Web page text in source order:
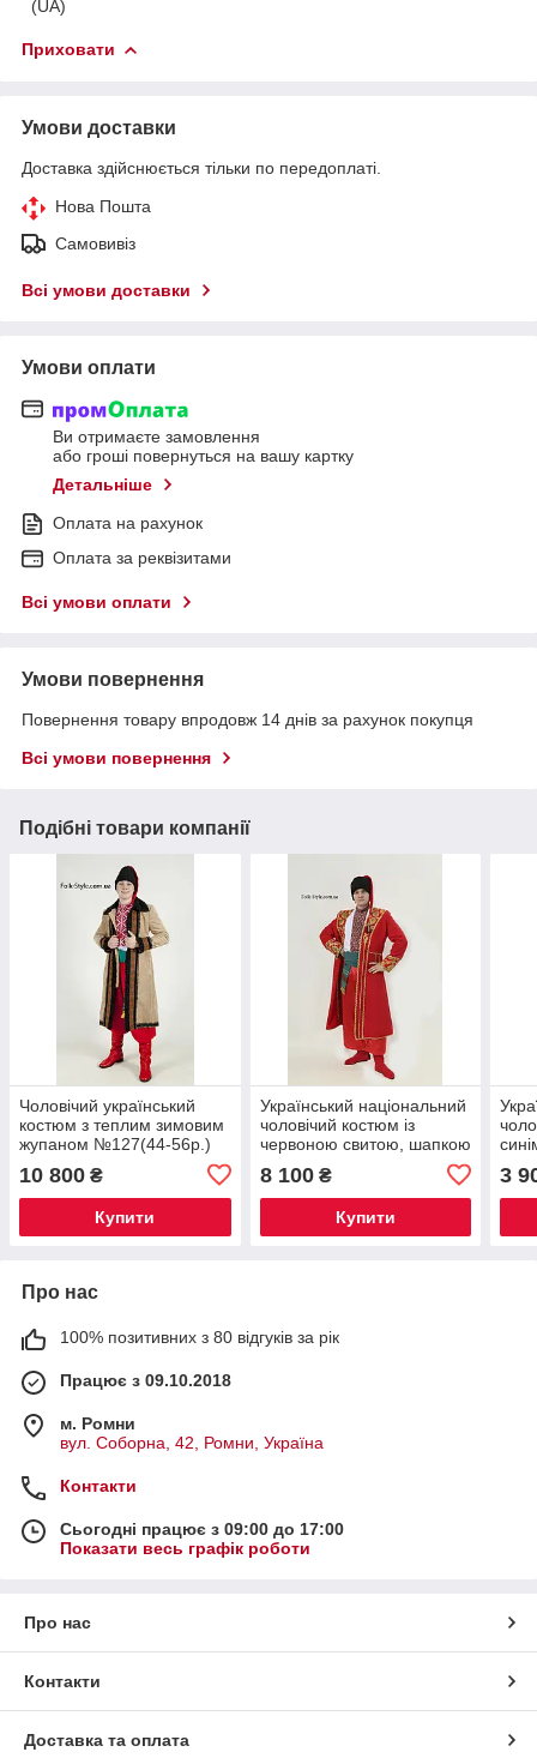
(UA)
Приховати
Умови доставки
Доставка здійснюється тільки по передоплаті.
Нова Пошта
Самовивіз
Всі умови доставки
Умови оплати
Ви отримаєте замовлення
або гроші повернуться на вашу картку
Детальніше
Оплата на рахунок
Оплата за реквізитами
Всі умови оплати
Умови повернення
Повернення товару впродовж 14 днів за рахунок покупця
Всі умови повернення
Подібні товари компанії
Чоловічий український
костюм з теплим зимовим
жупаном №127(44-56р.)
10 800 ₴
Купити
Український національний
чоловічий костюм із
червоною свитою, шапкою
8 100₴
Купити
3
Про нас
100% позитивних з 80 відгуків за рік
Працює з 09.10.2018
м. Ромни
вул. Соборна, 42, Ромни, Україна
Контакти
Сьогодні працює з 09:00 до 17:00
Показати весь графік роботи
Про нас
Контакти
Доставка та оплата